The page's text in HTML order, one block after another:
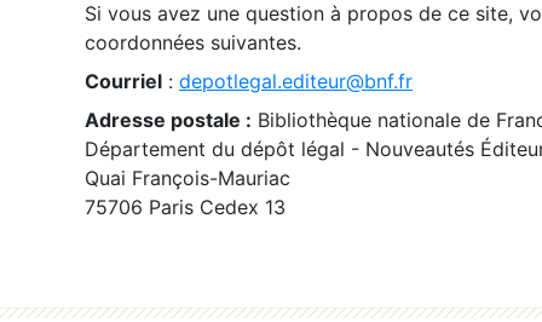
Si vous avez une question à propos de ce site,
coordonnées suivantes.
Courriel : depotlegal.editeur@bnf.fr
Adresse postale : Bibliothèque nationale de
Département du dépôt légal - Nouveautés
Quai François-Mauriac
75706 Paris Cedex 13